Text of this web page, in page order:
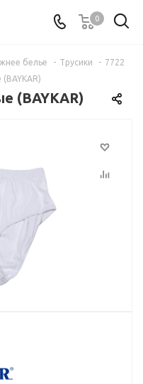
0
белье - Трусики - 7722
(BAYKAR)